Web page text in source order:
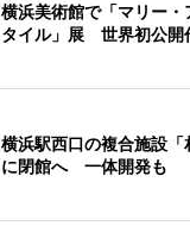
横浜美術館で「マリー・
タイル」展 世界初公開
横浜駅西口の複合施設
に閉館へ 一体開発も